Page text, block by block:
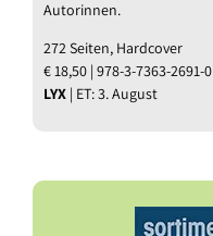
Autorinnen.
272 Seiten, Hardcover
€ 18,50 | 978-3-7363-2691-0
LYX | ET: 3. August